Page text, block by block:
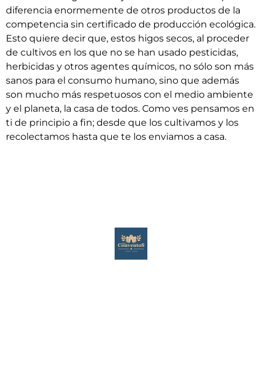
diferencia enormemente de otros productos de la
competencia sin certificado de producción ecológica.
Esto quiere decir que, estos higos secos, al proceder
de cultivos en los que no se han usado pesticidas,
herbicidas y otros agentes químicos, no sólo son más
sanos para el consumo humano, sino que además
son mucho más respetuosos con el medio ambiente
y el planeta, la casa de todos. Como ves pensamos en
ti de principio a fin; desde que los cultivamos y los
recolectamos hasta que te los enviamos a casa.